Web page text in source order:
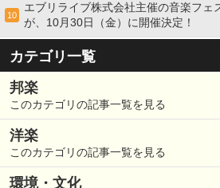
10
エブリライブ株式会社主催の音楽フェ
が、10月30日（金）に開催決定！
カテゴリ一覧
邦楽
このカテゴリの記事一覧を見る
洋楽
このカテゴリの記事一覧を見る
環境・文化